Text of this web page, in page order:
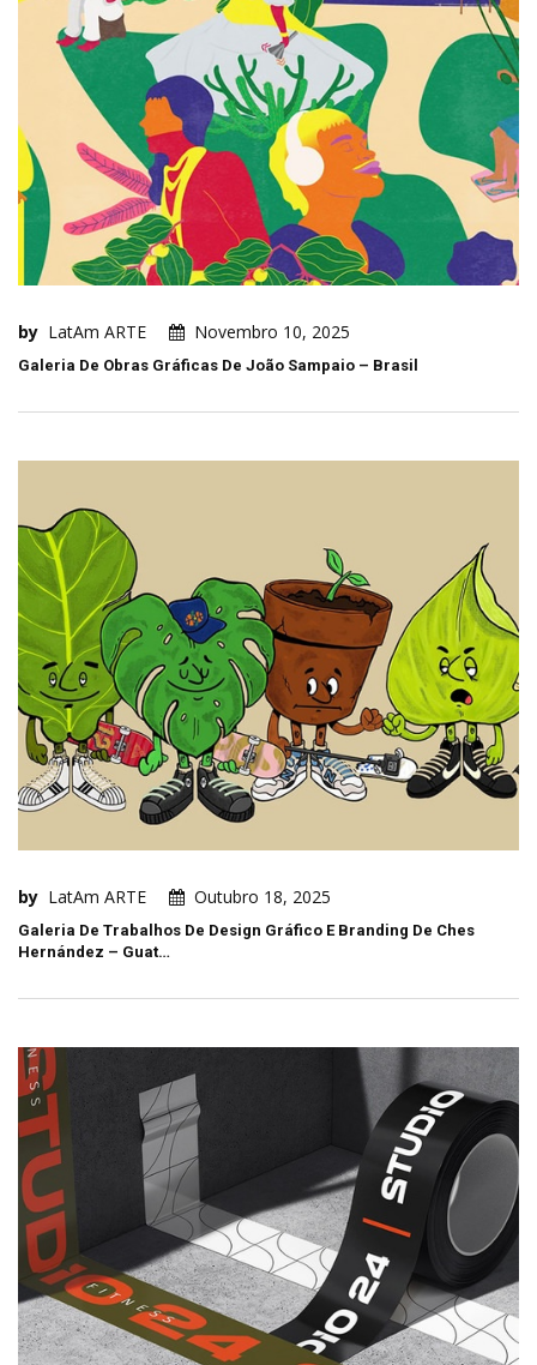
by LatAm ARTE Novembro 10, 2025
Galeria De Obras Gráficas De João Sampaio – Brasil
by LatAm ARTE Outubro 18, 2025
Galeria De Trabalhos De Design Gráfico E Branding De Ches
Hernández – Guat…